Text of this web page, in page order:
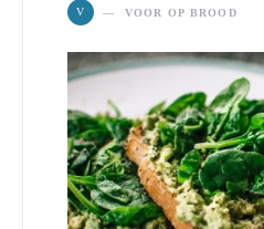
V VOOR OP BROOD